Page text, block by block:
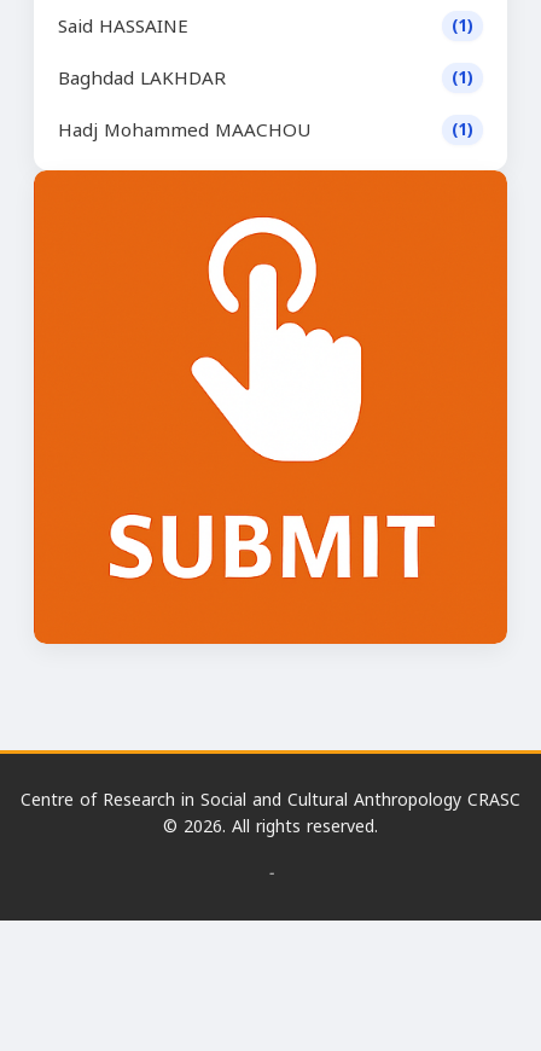
Said HASSAINE (1)
Baghdad LAKHDAR (1)
Hadj Mohammed MAACHOU (1)
Centre of Research in Social and Cultural Anthropology CRASC
© 2026. All rights reserved.
-